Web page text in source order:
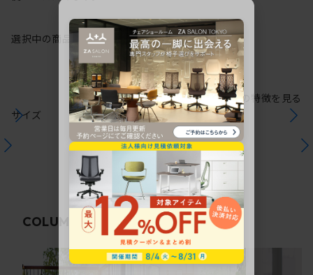
選択中の商品情報保証 注意事項
サイズ
シリーズの特徴を見る
COLUMN 関連コラム